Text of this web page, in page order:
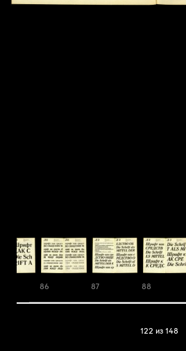
86 87 88
122 из 148